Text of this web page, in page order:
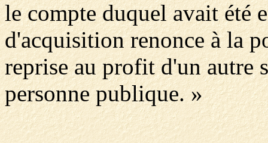
le compte duquel avait été
d'acquisition renonce à la
reprise au profit d'un autre
personne publique. »